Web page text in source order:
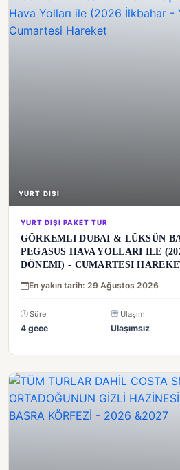
YURT DIŞI
YURT DIŞI PAKET TUR
GÖRKEMLI DUBAI & LÜKSÜN
PEGASUS HAVA YOLLARI ILE
DÖNEMI) - CUMARTESI
En yakın tarih: 29 Ağustos 2026
Süre
4 gece
Ulaşım
Ulaşımsız